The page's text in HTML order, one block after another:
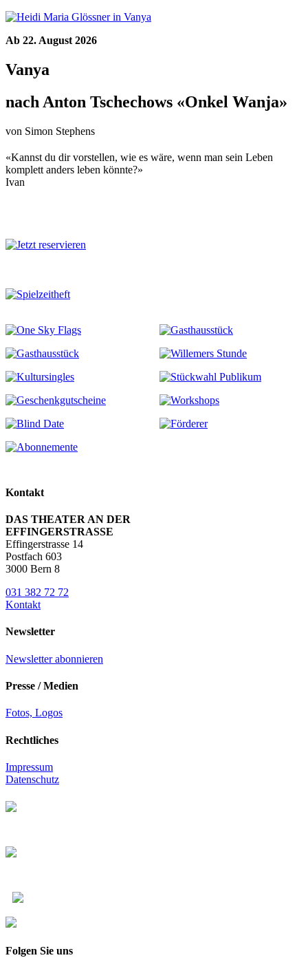
Ab 22. August 2026
Vanya
nach Anton Tschechows «Onkel Wanja»
von Simon Stephens
«Kannst du dir vorstellen, wie es wäre, wenn man sein Leben
komplett anders leben könnte?»
Ivan
Kontakt
DAS THEATER AN DER
EFFINGERSTRASSE
Effingerstrasse 14
Postfach 603
3000 Bern 8
031 382 72 72
Kontakt
Newsletter
Newsletter abonnieren
Presse / Medien
Fotos, Logos
Rechtliches
Impressum
Datenschutz
Folgen Sie uns